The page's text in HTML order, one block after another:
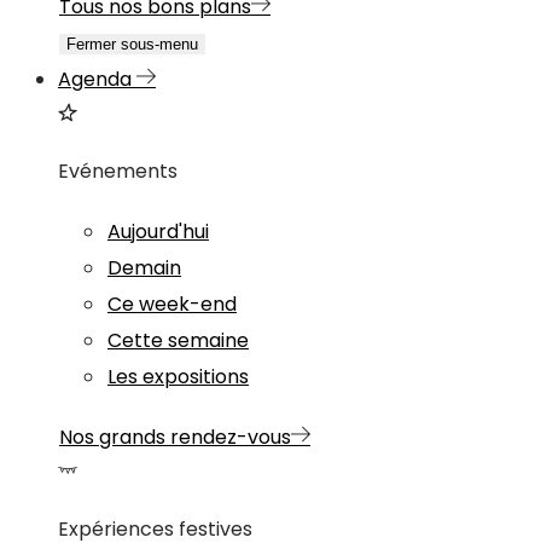
Tous nos bons plans
Fermer sous-menu
Agenda
Evénements
Aujourd'hui
Demain
Ce week-end
Cette semaine
Les expositions
Nos grands rendez-vous
Expériences festives